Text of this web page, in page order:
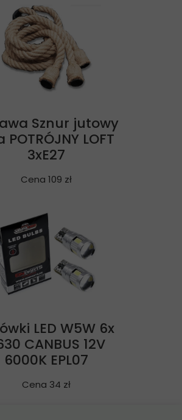
Sznur jutowy
POTRÓJNY LOFT
3xE27
Cena 109 zł
LED W5W 6x
CANBUS 12V
6000K EPL07
Cena 34 zł